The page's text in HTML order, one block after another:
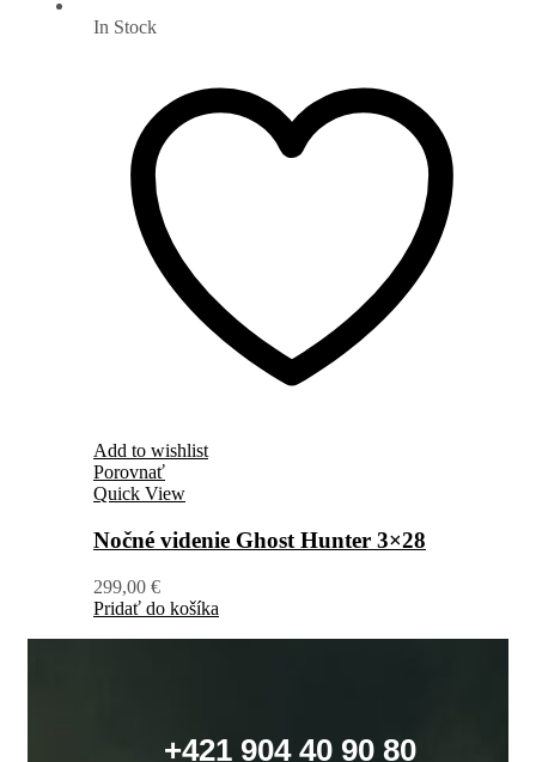
In Stock
Add to wishlist
Porovnať
Quick View
Nočné videnie Ghost Hunter 3×28
299,00 €
Pridať do košíka
+421 904 40 90 80